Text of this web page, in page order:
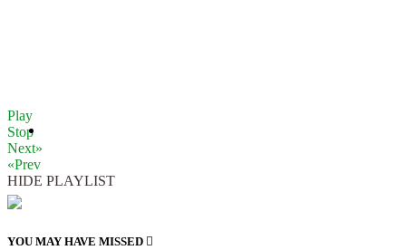
Play
Stop
Next»
«Prev
HIDE PLAYLIST
YOU MAY HAVE MISSED